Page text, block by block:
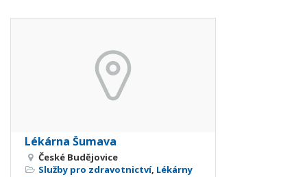
Lékárna Šumava
České Budějovice
Služby pro zdravotnictví, Lékárny